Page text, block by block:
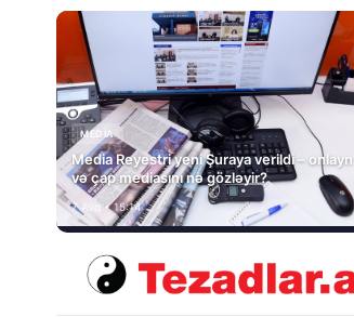
MEDİA
Media Reyestri yeni Şuraya verildi – onlayn
və çap mediasını nə gözləyir?
7 Avq • 15:14